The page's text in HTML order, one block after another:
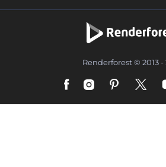
Renderforest © 2013 -